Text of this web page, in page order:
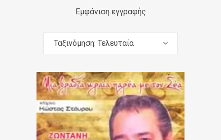
Εμφάνιση εγγραφής
Ταξινόμηση: Τελευταία